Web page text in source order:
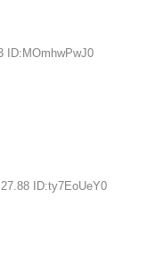
ID:MOmhwPwJ0
ID:ty7EoUeY0